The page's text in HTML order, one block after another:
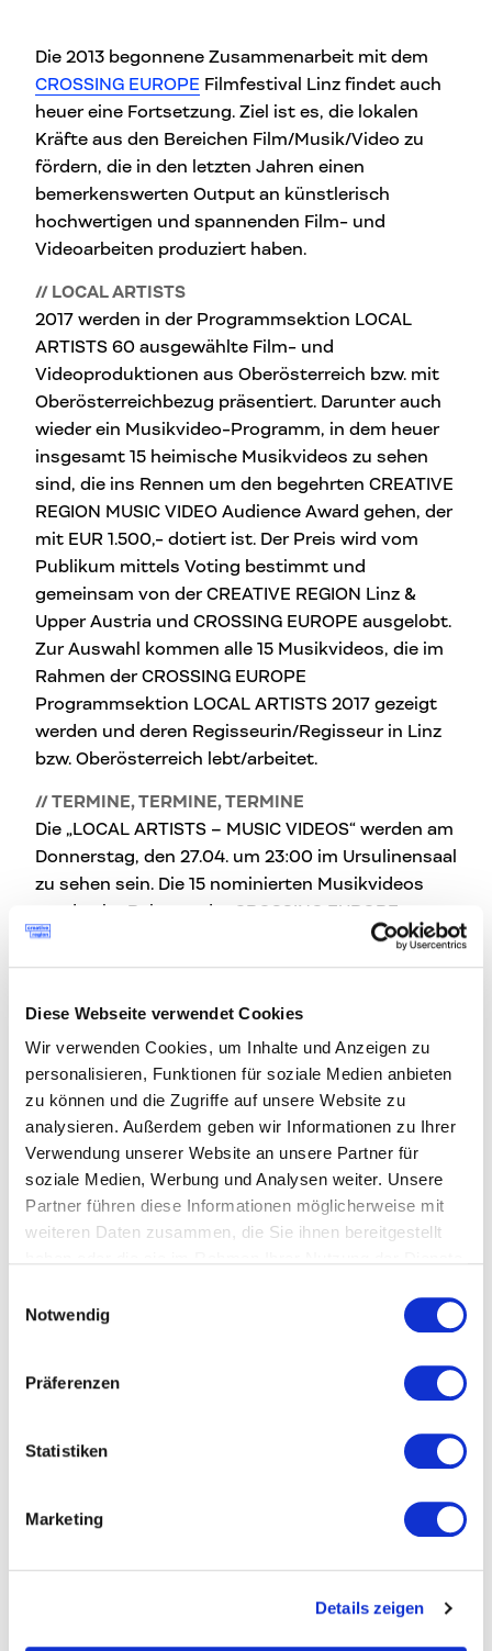
Diese Webseite verwendet Cookies
Wir verwenden Cookies, um Inhalte und Anzeigen zu
personalisieren, Funktionen für soziale Medien anbieten
zu können und die Zugriffe auf unsere Website zu
analysieren. Außerdem geben wir Informationen zu Ihrer
Verwendung unserer Website an unsere Partner für
soziale Medien, Werbung und Analysen weiter. Unsere
Partner führen diese Informationen möglicherweise mit
weiteren Daten zusammen, die Sie ihnen bereitgestellt
Notwendig
Präferenzen
Statistiken
Marketing
Details zeigen
Die 2013 begonnene Zusammenarbeit mit dem
CROSSING EUROPE Filmfestival Linz findet auch
heuer eine Fortsetzung. Ziel ist es, die lokalen
Kräfte aus den Bereichen Film/Musik/Video zu
fördern, die in den letzten Jahren einen
bemerkenswerten Output an künstlerisch
hochwertigen und spannenden Film- und
Videoarbeiten produziert haben.
// LOCAL ARTISTS
2017 werden in der Programmsektion LOCAL
ARTISTS 60 ausgewählte Film- und
Videoproduktionen aus Oberösterreich bzw. mit
Oberösterreichbezug präsentiert. Darunter auch
wieder ein Musikvideo-Programm, in dem heuer
insgesamt 15 heimische Musikvideos zu sehen
sind, die ins Rennen um den begehrten CREATIVE
REGION MUSIC VIDEO Audience Award gehen, der
mit EUR 1.500,- dotiert ist. Der Preis wird vom
Publikum mittels Voting bestimmt und
gemeinsam von der CREATIVE REGION Linz &
Upper Austria und CROSSING EUROPE ausgelobt.
Zur Auswahl kommen alle 15 Musikvideos, die im
Rahmen der CROSSING EUROPE
Programmsektion LOCAL ARTISTS 2017 gezeigt
werden und deren Regisseurin/Regisseur in Linz
bzw. Oberösterreich lebt/arbeitet.
// TERMINE, TERMINE, TERMINE
Die „LOCAL ARTISTS – MUSIC VIDEOS“ werden am
Donnerstag, den 27.04. um 23:00 im Ursulinensaal
zu sehen sein. Die 15 nominierten Musikvideos
werden im Rahmen der CROSSING EUROPE
Programmpressekonferenz, die am Mittwoch, 12.
April 2017 um 10.00 Uhr im OÖ. Presseclub
das vollständige Programm von CROSSING
EUROPE 2017 aufwww.crossingEurope.atonline.
Hier geht’s zu den
Preisen & PreisträgerInnen aus
den Jahren 2004-2016
Siegervideo WÖSSIDE – WÖS RAP REC von Leni
Titelbild oben: Festivalleiterin Christine Dollhofer